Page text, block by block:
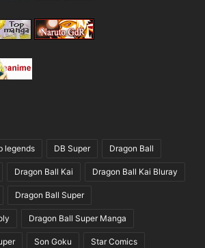
legends DB Super Dragon Ball
Dragon Ball Kai Dragon Ball Kai Bluray
Dragon Ball Super
Dragon Ball Super Manga
Son Goku Star Comics